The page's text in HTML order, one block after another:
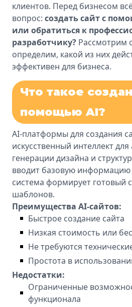
клиентов. Перед бизнесом
вопрос: создать сайт с
или обратиться к
разработчику? Рассмотрим
определим, какой из них
эффективен для бизнеса.
Что такое
помощью AI?
AI-платформы для создания
искусственный интеллект
генерации дизайна и
вводит базовую информацию
система формирует готовый
шаблонов.
Преимущества AI-сайтов:
Быстрое создание сайта
Низкая стоимость или
Не требуются
Простота в
Недостатки:
Ограниченные
функционала